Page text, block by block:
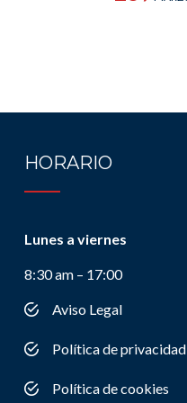
HORARIO
Lunes a viernes
8:30 am – 17:00
Aviso Legal
Política de privacidad
Política de cookies